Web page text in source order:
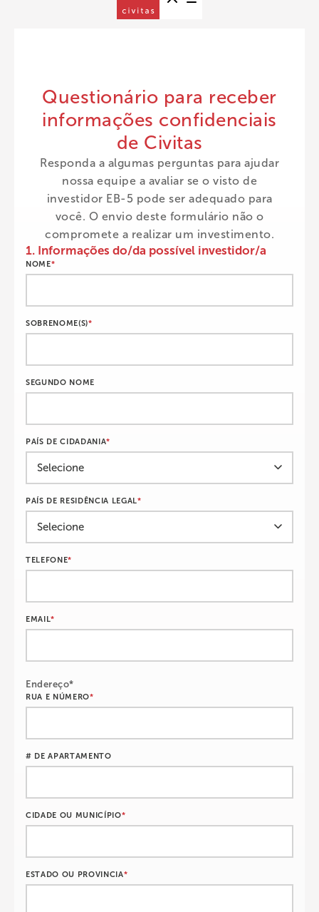
Questionário para receber
informações confidenciais
de Civitas
Responda a algumas perguntas para ajudar
nossa equipe a avaliar se o visto de
investidor EB-5 pode ser adequado para
você. O envio deste formulário não o
compromete a realizar um investimento.
1. Informações do/da possível investidor/a
NOME*
SOBRENOME(S)*
SEGUNDO NOME
PAÍS DE CIDADANIA*
PAÍS DE RESIDÊNCIA LEGAL*
TELEFONE*
EMAIL*
Endereço*
RUA E NÚMERO*
# DE APARTAMENTO
CIDADE OU MUNICÍPIO*
ESTADO OU PROVINCIA*